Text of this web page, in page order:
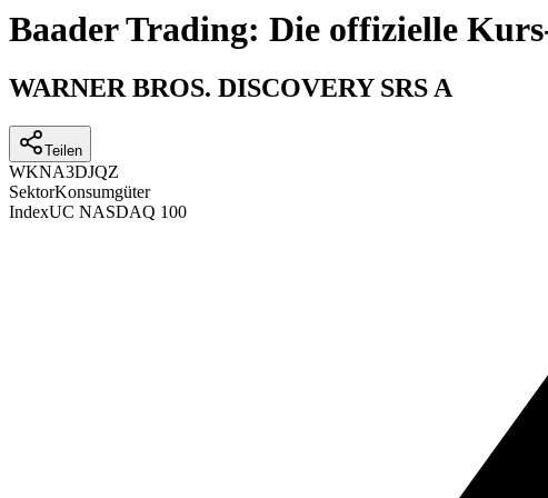
Baader Trading: Die offizielle
WARNER BROS. DISCOVERY SRS A
Teilen
WKNA3DJQZ
SektorKonsumgüter
IndexUC NASDAQ 100